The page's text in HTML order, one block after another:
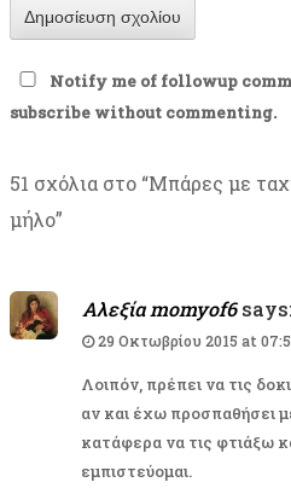
Notify me of followup
subscribe without commenting.
51 σχόλια στο “Μπάρες με
μήλο”
Αλεξία momyof6 says:
29 Οκτωβρίου 2015 at
Λοιπόν, πρέπει να τις
αν και έχω προσπαθήσει
κατάφερα να τις φτιάξω
εμπιστεύομαι.